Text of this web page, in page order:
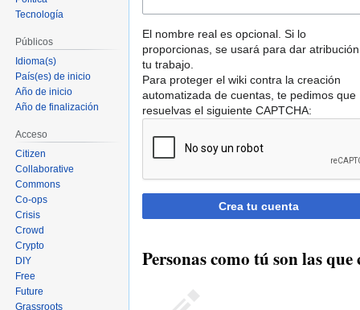
El nombre real es opcional. Si lo
proporcionas, se usará para dar
tu trabajo.
Para proteger el wiki contra la creación
automatizada de cuentas, te pedimos que
resuelvas el siguiente CAPTCHA:
Crea tu cuenta
Personas como tú son las
Tecnología
Públicos
Idioma(s)
País(es) de inicio
Año de inicio
Año de finalización
Acceso
Citizen
Collaborative
Commons
Co-ops
Crisis
Crowd
Crypto
DIY
Free
Future
Grassroots